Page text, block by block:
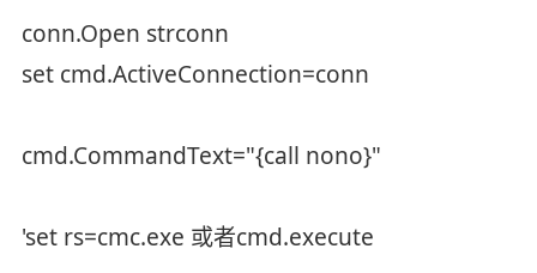
conn.Open strconn
set cmd.ActiveConnection=conn
cmd.CommandText="{call nono}"
'set rs=cmc.exe 或者cmd.execute